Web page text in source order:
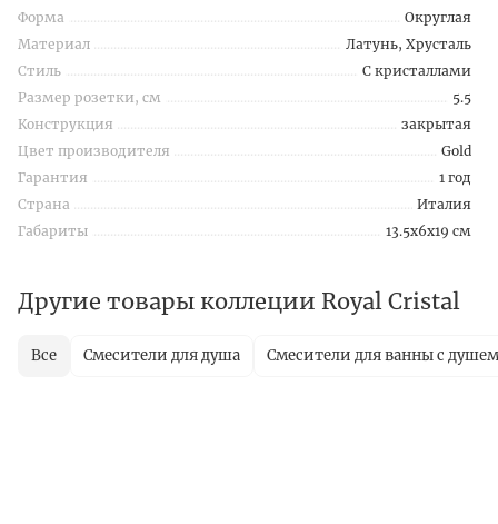
Форма
Округлая
Материал
Латунь, Хрусталь
Стиль
С кристаллами
Размер розетки, см
5.5
Конструкция
закрытая
Цвет производителя
Gold
Гарантия
1 год
Страна
Италия
Габариты
13.5x6x19 см
Другие товары коллеции Royal Cristal
Все Смесители для душа Смесители для ванны с душем